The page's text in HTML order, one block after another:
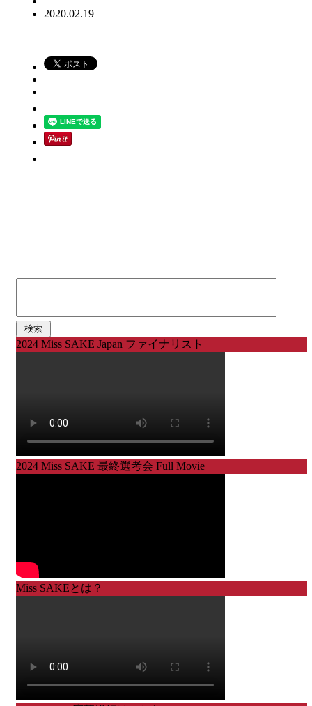
2020.02.19
2024 Miss SAKE Japan ファイナリスト
2024 Miss SAKE 最終選考会 Full Movie
Miss SAKEとは？